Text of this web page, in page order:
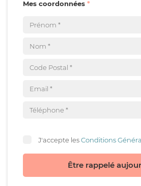
Mes coordonnées
J'accepte lesConditions
Être rappelé